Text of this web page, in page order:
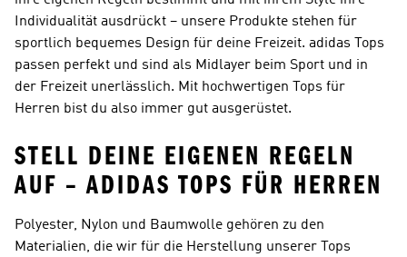
Individualität ausdrückt – unsere Produkte stehen für
sportlich bequemes Design für deine Freizeit. adidas Tops
passen perfekt und sind als Midlayer beim Sport und in
der Freizeit unerlässlich. Mit hochwertigen Tops für
Herren bist du also immer gut ausgerüstet.
STELL DEINE EIGENEN REGELN
AUF – ADIDAS TOPS FÜR HERREN
Polyester, Nylon und Baumwolle gehören zu den
Materialien, die wir für die Herstellung unserer Tops